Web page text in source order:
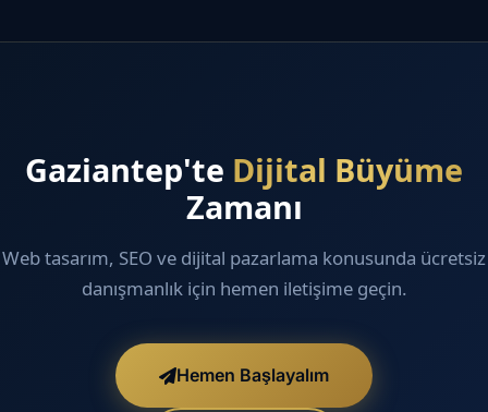
Gaziantep'te Dijital Büyüme
Zamanı
Web tasarım, SEO ve dijital pazarlama konusunda ücretsiz
danışmanlık için hemen iletişime geçin.
Hemen Başlayalım